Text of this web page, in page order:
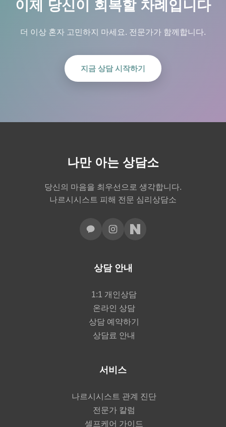
이제 당신이 회복할 차례입니다
더 이상 혼자 고민하지 마세요. 전문가가 함께합니다.
지금 상담 시작하기
나만 아는 상담소
당신의 마음을 최우선으로 생각합니다.
나르시시스트 피해 전문 심리상담소
상담 안내
1:1 개인상담
온라인 상담
상담 예약하기
상담료 안내
서비스
나르시시스트 관계 진단
전문가 칼럼
셀프케어 가이드